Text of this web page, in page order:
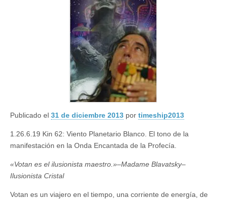
Publicado el 31 de diciembre 2013 por timeship2013
1.26.6.19 Kin 62: Viento Planetario Blanco. El tono de la
manifestación en la Onda Encantada de la Profecía.
«Votan es el ilusionista maestro.»–Madame Blavatsky–
Ilusionista Cristal
Votan es un viajero en el tiempo, una corriente de energía, de